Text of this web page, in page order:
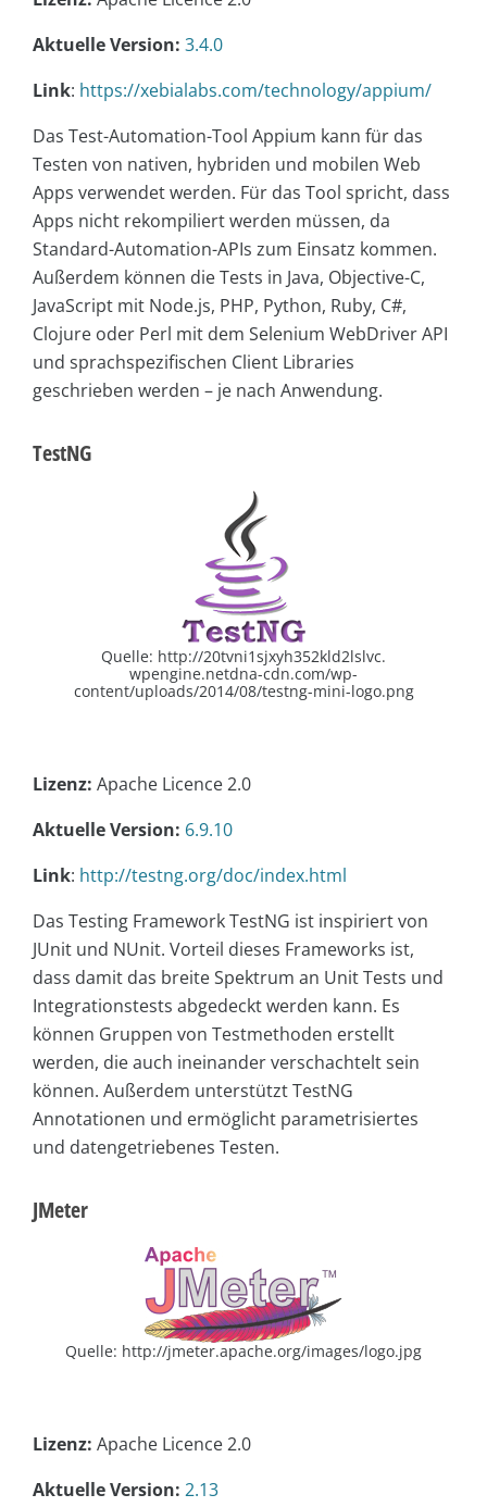
Aktuelle Version: 3.4.0
Link: https://xebialabs.com/technology/appium/
Das Test-Automation-Tool Appium kann für das
Testen von nativen, hybriden und mobilen Web
Apps verwendet werden. Für das Tool spricht, dass
Apps nicht rekompiliert werden müssen, da
Standard-Automation-APIs zum Einsatz kommen.
Außerdem können die Tests in Java, Objective-C,
JavaScript mit Node.js, PHP, Python, Ruby, C#,
Clojure oder Perl mit dem Selenium WebDriver API
und sprachspezifischen Client Libraries
geschrieben werden – je nach Anwendung.
TestNG
Quelle: http://20tvni1sjxyh352kld2lslvc.
wpengine.netdna-cdn.com/wp-
content/uploads/2014/08/testng-mini-logo.png
Lizenz: Apache Licence 2.0
Aktuelle Version: 6.9.10
Link: http://testng.org/doc/index.html
Das Testing Framework TestNG ist inspiriert von
JUnit und NUnit. Vorteil dieses Frameworks ist,
dass damit das breite Spektrum an Unit Tests und
Integrationstests abgedeckt werden kann. Es
können Gruppen von Testmethoden erstellt
werden, die auch ineinander verschachtelt sein
können. Außerdem unterstützt TestNG
Annotationen und ermöglicht parametrisiertes
und datengetriebenes Testen.
JMeter
Quelle: http://jmeter.apache.org/images/logo.jpg
Lizenz: Apache Licence 2.0
Aktuelle Version: 2.13